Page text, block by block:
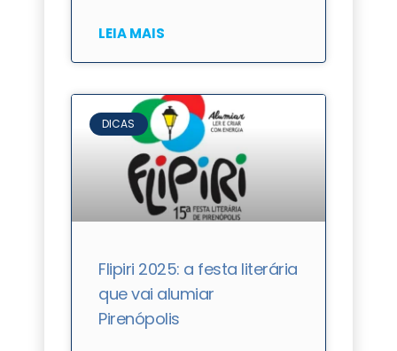
LEIA MAIS
DICAS
Flipiri 2025: a festa literária
que vai alumiar
Pirenópolis